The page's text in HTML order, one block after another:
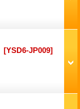
[YSD6-JP009]